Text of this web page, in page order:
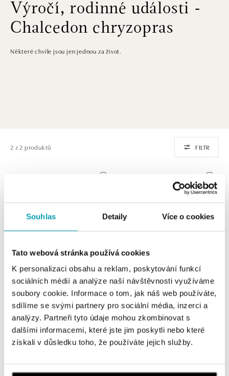
Souhlas Detaily Více o cookies
Tato webová stránka používá cookies
K personalizaci obsahu a reklam, poskytování funkcí
sociálních médií a analýze naší návštěvnosti využíváme
soubory cookie. Informace o tom, jak náš web používáte,
sdílíme se svými partnery pro sociální média, inzerci a
analýzy. Partneři tyto údaje mohou zkombinovat s
dalšími informacemi, které jste jim poskytli nebo které
získali v důsledku toho, že používáte jejich služby.
Výročí, rodinné události -
Chalcedon chryzopras
Některé chvíle jsou jen jednou za život.
2 z 2 produktů FILTR
ALO
Prsten s chalcedonem a diamanty
Posh Witchery
od 98 605 Kč
ALO
Prsten s chalcedonem a diamanty
Sunny Delight
od 84 664 Kč